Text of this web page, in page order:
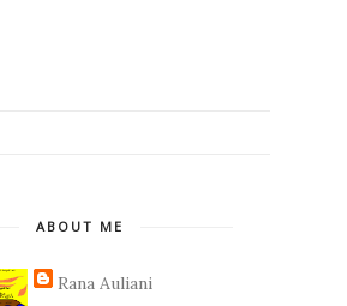
ABOUT ME
Rana Auliani